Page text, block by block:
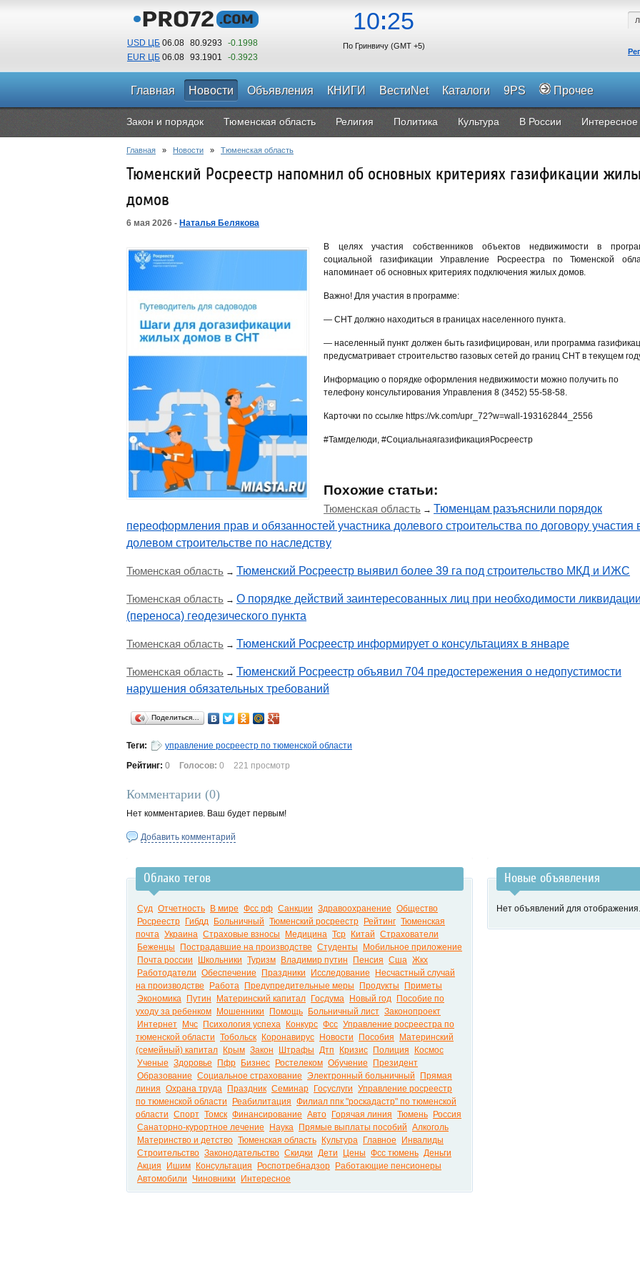
USD ЦБ 06.08 80.9293 -0.1998
EUR ЦБ 06.08 93.1901 -0.3923
10 25
По Гринвичу (GMT +5)
Главная Новости Объявления КНИГИ ВестиNet Каталоги 9PS Прочее
Закон и порядок Тюменская область Религия Политика Культура В России Интересное
Главная » Новости » Тюменская область
Тюменский Росреестр напомнил об основных критериях газификации
домов
6 мая 2026 - Наталья Белякова
В целях участия собственников объектов недвижимости в
социальной газификации Управление Росреестра по Тюменской
напоминает об основных критериях подключения жилых домов.
Важно! Для участия в программе:
— СНТ должно находиться в границах населенного пункта.
— населенный пункт должен быть газифицирован, или программа
предусматривает строительство газовых сетей до границ СНТ в текущем
Информацию о порядке оформления недвижимости можно получить по
телефону консультирования Управления 8 (3452) 55-58-58.
Карточки по ссылке https://vk.com/upr_72?w=wall-193162844_2556
#Тамгделюди, #СоциальнаягазификацияРосреестр
Похожие статьи:
Тюменская область → Тюменцам разъяснили порядок
переоформления прав и обязанностей участника долевого строительства по договору участия
долевом строительстве по наследству
Тюменская область → Тюменский Росреестр выявил более 39 га под строительство МКД и ИЖС
Тюменская область → О порядке действий заинтересованных лиц при необходимости
(переноса) геодезического пункта
Тюменская область → Тюменский Росреестр информирует о консультациях в январе
Тюменская область → Тюменский Росреестр объявил 704 предостережения о недопустимости
нарушения обязательных требований
Поделиться…
Теги:
управление росреестр по тюменской области
Рейтинг: 0 Голосов: 0 221 просмотр
Комментарии (0)
Нет комментариев. Ваш будет первым!
Добавить комментарий
Облако тегов
Суд Отчетность В мире Фсс рф Санкции Здравоохранение Общество
Росреестр
Гибдд Больничный Тюменский росреестр Рейтинг Тюменская
почта Украина Страховые взносы Медицина Тср Китай Страхователи
Беженцы
Пострадавшие на производстве Студенты
Мобильное приложение
Почта россии
Школьники Туризм Владимир путин Пенсия Сша Жкх
Работодатели Обеспечение Праздники Исследование
Несчастный случай
на производстве
Работа Предупредительные меры Продукты
Приметы
Экономика
Путин Материнский капитал Госдума Новый год
Пособие по
уходу за ребенком
Мошенники Помощь Больничный лист Законопроект
Интернет
Мчс Психология успеха Конкурс Фсс Управление росреестра по
тюменской области Тобольск Коронавирус Новости Пособия
Материнский
(семейный) капитал
Крым Закон Штрафы Дтп Кризис Полиция
Космос
Ученые Здоровье Пфр Бизнес Ростелеком Обучение
Президент
Образование Социальное страхование Электронный больничный
Прямая
линия Охрана труда Праздник Семинар Госуслуги Управление росреестр
по тюменской области
Реабилитация Филиал ппк "роскадастр" по тюменской
области Спорт Томск Финансирование Авто Горячая линия Тюмень
Россия
Санаторно-курортное лечение
Наука Прямые выплаты пособий Алкоголь
Материнство и детство Тюменская область Культура Главное
Инвалиды
Строительство Законодательство Скидки Дети Цены Фсс тюмень Деньги
Акция
Ишим Консультация Роспотребнадзор
Работающие пенсионеры
Автомобили
Чиновники Интересное
Новые объявления
Нет объявлений для отображения.